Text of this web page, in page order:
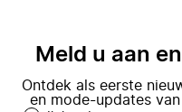
Meld u aan
Ontdek als eerste
en mode-updates